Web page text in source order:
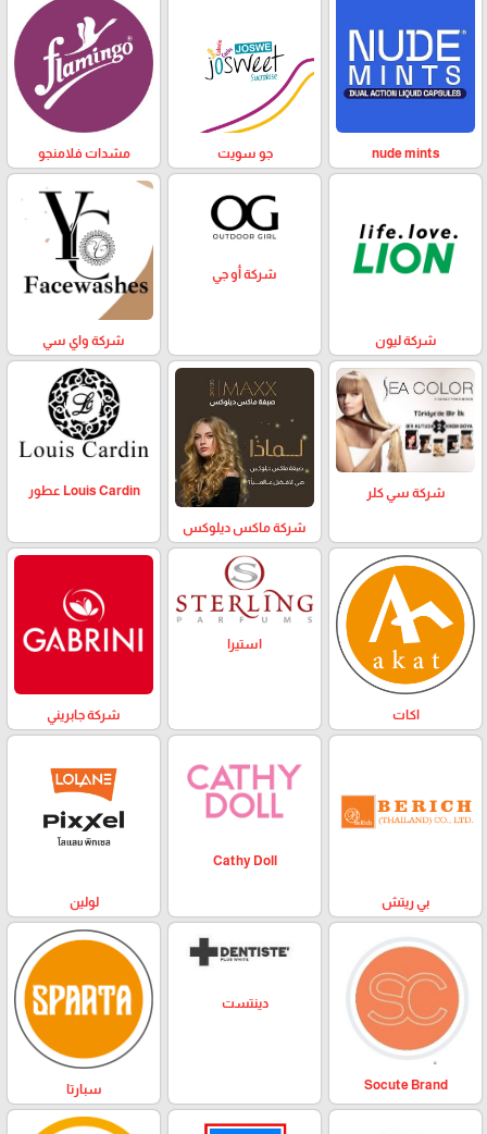
nude mints جو سويت مشدات فلامنجو
شركة ليون
شركة أو جي
شركة واي سي
شركة سي كلر
شركة ماكس ديلوكس
Louis Cardin عطور
اكات
استيرا
شركة جابريني
بي ريتش
Cathy Doll
لولين
Socute Brand
دينتست
سبارتا